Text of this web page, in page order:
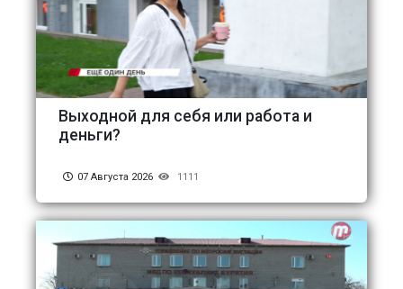
Выходной для себя или работа и
деньги?
07 Августа 2026 1111